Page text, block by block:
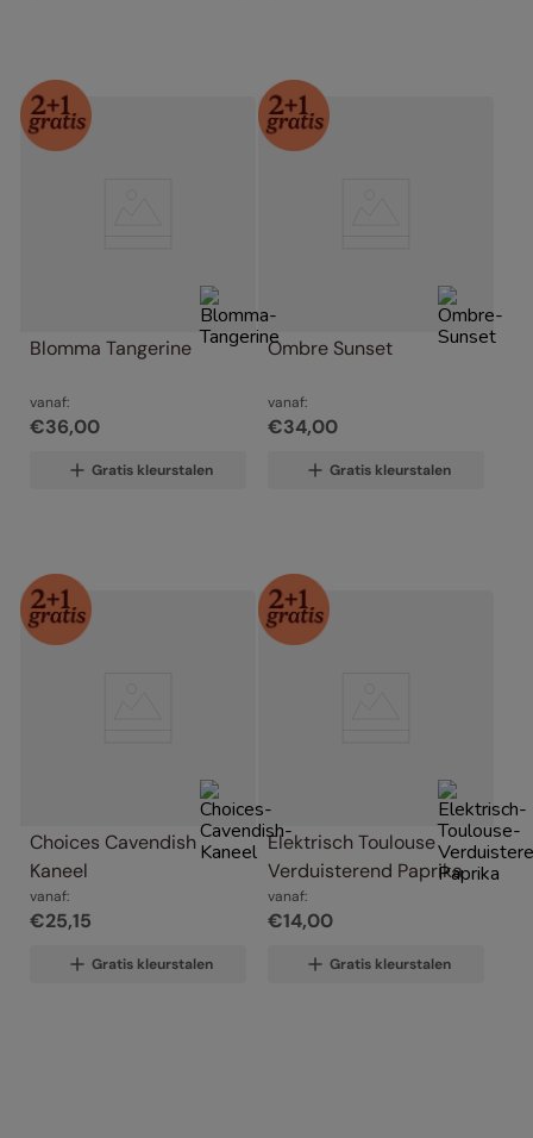
Blomma Tangerine
vanaf:
€36,00
Gratis kleurstalen
Ombre Sunset
vanaf:
€34,00
Gratis kleurstalen
Choices Cavendish
Kaneel
vanaf:
€25,15
Gratis kleurstalen
Elektrisch Toulouse
Verduisterend Paprika
vanaf:
€14,00
Gratis kleurstalen